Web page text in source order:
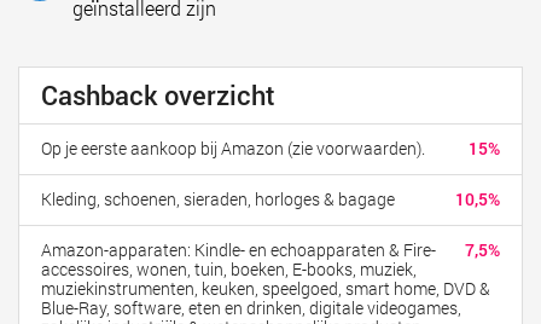
geïnstalleerd zijn
Cashback overzicht
15%
Op je eerste aankoop bij Amazon (zie voorwaarden).
10,5%
Kleding, schoenen, sieraden, horloges & bagage
7,5%
Amazon-apparaten: Kindle- en echoapparaten & Fire-
accessoires, wonen, tuin, boeken, E-books, muziek,
muziekinstrumenten, keuken, speelgoed, smart home, DVD &
Blue-Ray, software, eten en drinken, digitale videogames,